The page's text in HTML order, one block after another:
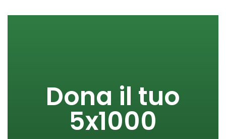
Dona il tuo
5x1000